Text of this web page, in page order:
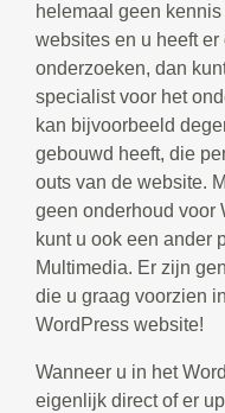
helemaal geen
websites en u heeft
onderzoeken, dan
specialist voor het
kan bijvoorbeeld
gebouwd heeft, die
outs van de website.
geen onderhoud voor
kunt u ook een ander
Multimedia. Er zijn
die u graag voorzien
WordPress website!
Wanneer u in het
eigenlijk direct of er